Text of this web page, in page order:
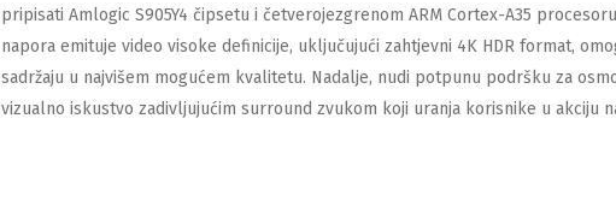
pripisati Amlogic S905Y4 čipsetu i četverojezgrenom ARM Cortex-A35
napora emituje video visoke definicije, uključujući zahtjevni 4K HDR format,
sadržaju u najvišem mogućem kvalitetu. Nadalje, nudi potpunu podršku za
vizualno iskustvo zadivljujućim surround zvukom koji uranja korisnike u akciju